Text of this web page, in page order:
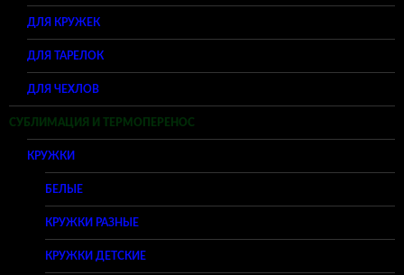
ДЛЯ КРУЖЕК
ДЛЯ ТАРЕЛОК
ДЛЯ ЧЕХЛОВ
СУБЛИМАЦИЯ И ТЕРМОПЕРЕНОС
КРУЖКИ
БЕЛЫЕ
КРУЖКИ РАЗНЫЕ
КРУЖКИ ДЕТСКИЕ